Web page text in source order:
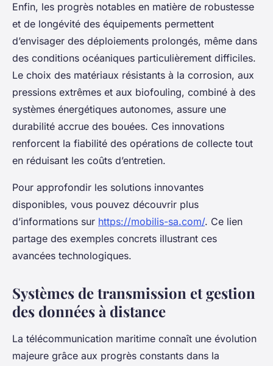
Enfin, les progrès notables en matière de robustesse
et de longévité des équipements permettent
d’envisager des déploiements prolongés, même dans
des conditions océaniques particulièrement difficiles.
Le choix des matériaux résistants à la corrosion, aux
pressions extrêmes et aux biofouling, combiné à des
systèmes énergétiques autonomes, assure une
durabilité accrue des bouées. Ces innovations
renforcent la fiabilité des opérations de collecte tout
en réduisant les coûts d’entretien.
Pour approfondir les solutions innovantes
disponibles, vous pouvez découvrir plus
d’informations sur https://mobilis-sa.com/. Ce lien
partage des exemples concrets illustrant ces
avancées technologiques.
Systèmes de transmission et gestion
des données à distance
La télécommunication maritime connaît une évolution
majeure grâce aux progrès constants dans la